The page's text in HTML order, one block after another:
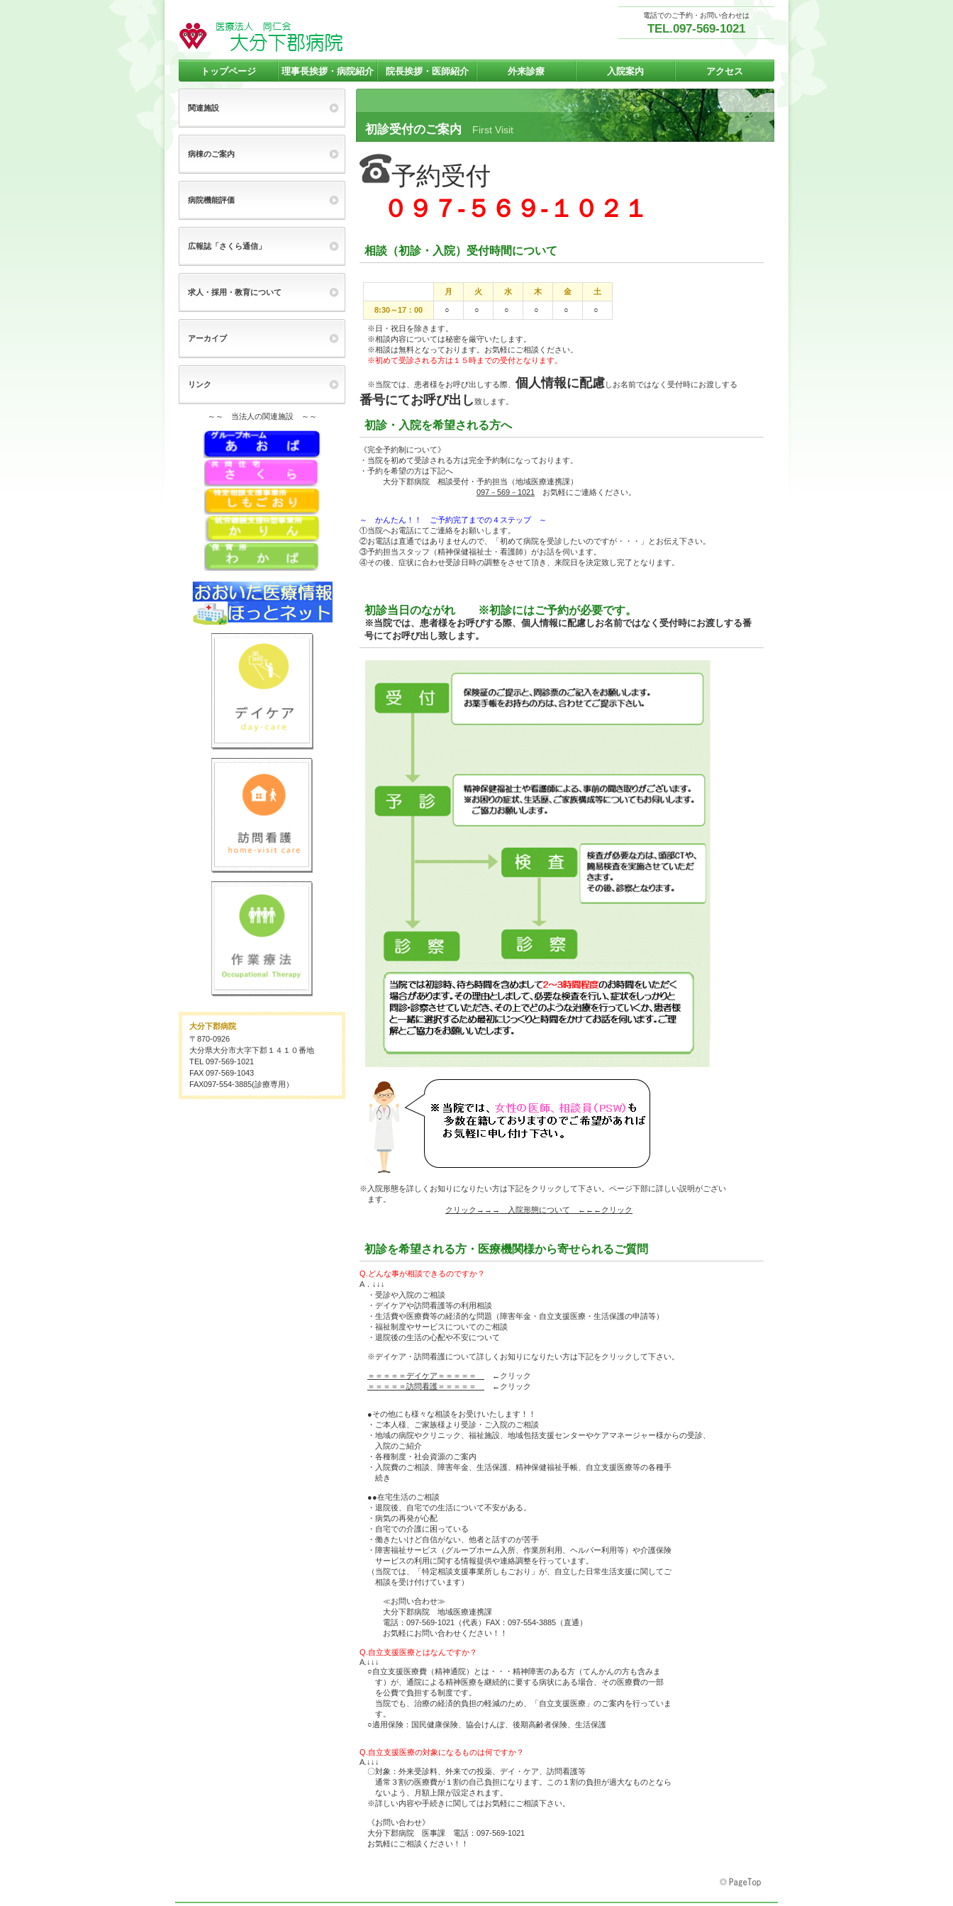
電話でのご予約・お問い合わせは
TEL.097-569-1021
初診受付のご案内 First Visit
予約受付
０９７-５６９-１０２１
相談（初診・入院）受付時間について
月 火 水 木 金 土
8:30～17：00 ○ ○ ○ ○ ○ ○
※日・祝日を除きます。
※相談内容については秘密を厳守いたします。
※相談は無料となっております。お気軽にご相談ください。
※初めて受診される方は１５時までの受付となります。
※当院では、患者様をお呼び出しする際、 個人情報に配慮しお名前ではなく受付時にお渡しする
番号にてお呼び出し致します。
初診・入院を希望される方へ
《完全予約制について》
・当院を初めて受診される方は完全予約制になっております。
・予約を希望の方は下記へ
大分下郡病院 相談受付・予約担当（地域医療連携課）
097－569－1021
お気軽にご連絡ください。
～ かんたん！！ ご予約完了までの４ステップ ～
①当院へお電話にてご連絡をお願いします。
②お電話は直通ではありませんので、「初めて病院を受診したいのですが・・・」とお伝え下さい。
③予約担当スタッフ（精神保健福祉士・看護師）がお話を伺います。
④その後、症状に合わせ受診日時の調整をさせて頂き、来院日を決定致し完了となります。
初診当日のながれ ※初診にはご予約が必要です。
※当院では、患者様をお呼びする際、個人情報に配慮しお名前ではなく受付時にお渡しする番
号にてお呼び出し致します。
※入院形態を詳しくお知りになりたい方は下記をクリックして下さい。ページ下部に詳しい説明がござい
ます。
クリック→→→ 入院形態について ←←←クリック
初診を希望される方・医療機関様から寄せられるご質問
Q.どんな事が相談できるのですか？
A．↓↓↓
・受診や入院のご相談
・デイケアや訪問看護等の利用相談
・生活費や医療費等の経済的な問題（障害年金・自立支援医療・生活保護の申請等）
・福祉制度やサービスについてのご相談
・退院後の生活の心配や不安について
※デイケア・訪問看護について詳しくお知りになりたい方は下記をクリックして下さい。
＝＝＝＝＝デイケア＝＝＝＝＝
←クリック
＝＝＝＝＝訪問看護＝＝＝＝＝
←クリック
●その他にも様々な相談をお受けいたします！！
・ご本人様、ご家族様より受診・ご入院のご相談
・地域の病院やクリニック、福祉施設、地域包括支援センターやケアマネージャー様からの受診、
入院のご紹介
・各種制度・社会資源のご案内
・入院費のご相談、障害年金、生活保護、精神保健福祉手帳、自立支援医療等の各種手
続き
●●在宅生活のご相談
・退院後、自宅での生活について不安がある。
・病気の再発が心配
・自宅での介護に困っている
・働きたいけど自信がない、他者と話すのが苦手
・障害福祉サービス（グループホーム入所、作業所利用、ヘルパー利用等）や介護保険
サービスの利用に関する情報提供や連絡調整を行っています。
（当院では、「特定相談支援事業所しもごおり」が、自立した日常生活支援に関してご
相談を受け付けています）
≪お問い合わせ≫
大分下郡病院 地域医療連携課
電話：097-569-1021（代表）FAX：097-554-3885（直通）
お気軽にお問い合わせください！！
Q.自立支援医療とはなんですか？
A.↓↓↓
○自立支援医療費（精神通院）とは・・・精神障害のある方（てんかんの方も含みま
す）が、通院による精神医療を継続的に要する病状にある場合、その医療費の一部
を公費で負担する制度です。
当院でも、治療の経済的負担の軽減のため、「自立支援医療」のご案内を行っていま
す。
○適用保険：国民健康保険、協会けんぽ、後期高齢者保険、生活保護
Q.自立支援医療の対象になるものは何ですか？
A.↓↓↓
〇対象：外来受診料、外来での投薬、デイ・ケア、訪問看護等
通常３割の医療費が１割の自己負担になります。この１割の負担が過大なものとなら
ないよう、月額上限が設定されます。
※詳しい内容や手続きに関してはお気軽にご相談下さい。
《お問い合わせ》
大分下郡病院 医事課 電話：097-569-1021
お気軽にご相談ください！！
トップページ 理事長挨拶・病院紹介 院長挨拶・医師紹介 外来診療 入院案内 アクセス
関連施設
病棟のご案内
病院機能評価
広報誌「さくら通信」
求人・採用・教育について
アーカイブ
リンク
～～ 当法人の関連施設 ～～
大分下郡病院
〒870-0926
大分県大分市大字下郡１４１０番地
TEL 097-569-1021
FAX 097-569-1043
FAX097-554-3885(診療専用）